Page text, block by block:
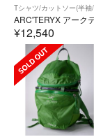
¥12,540